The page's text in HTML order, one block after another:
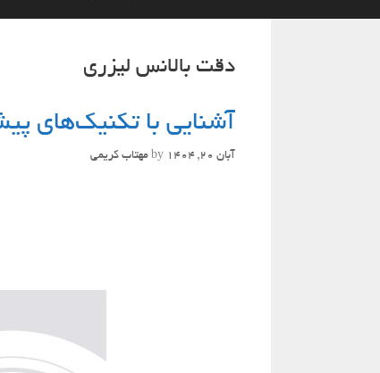
دقت بالانس لیزری
آشنایی با تکنیک‌های
آبان 20, 1404 by مهتاب کریمی